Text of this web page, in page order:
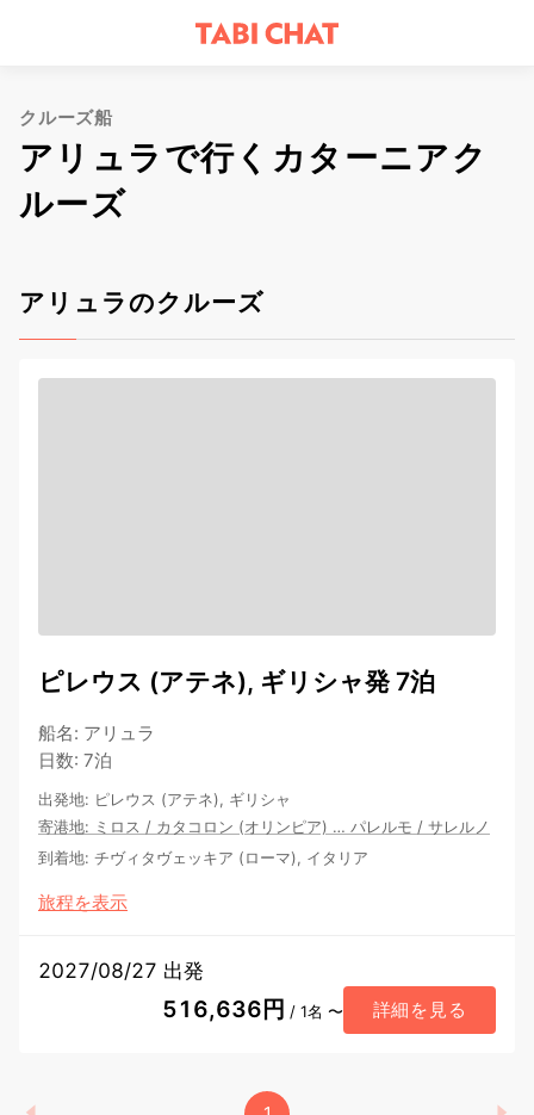
クルーズ船
アリュラで行くカターニアク
ルーズ
アリュラのクルーズ
ピレウス (アテネ), ギリシャ発 7泊
船名: アリュラ
日数: 7泊
出発地: ピレウス (アテネ), ギリシャ
寄港地: ミロス / カタコロン (オリンピア) … パレルモ / サレルノ
到着地: チヴィタヴェッキア (ローマ), イタリア
旅程を表示
2027/08/27 出発
516,636円 / 1名 〜 詳細を見る